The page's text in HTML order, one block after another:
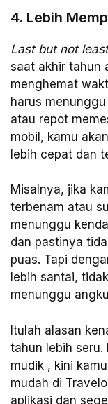
4. Lebih
Last but not least
saat akhir tahun
menghemat
harus
atau repot
mobil, kamu
lebih cepat dan
Misalnya, jika
terbenam atau
menunggu
dan pastinya
puas. Tapi
lebih santai,
menunggu
Itulah alasan
tahun lebih seru.
mudik , kini
mudah di
aplikasi dan